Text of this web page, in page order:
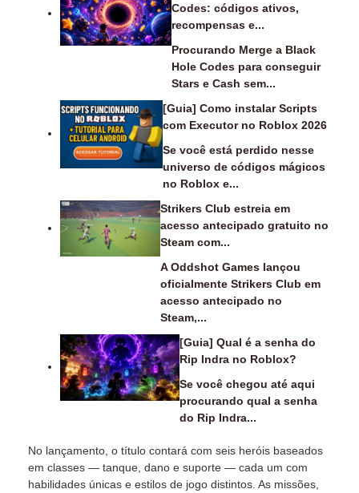
Codes: códigos ativos,
recompensas e...
Procurando Merge a Black
Hole Codes para conseguir
Stars e Cash sem...
[Guia] Como instalar Scripts
com Executor no Roblox 2026
Se você está perdido nesse
universo de códigos mágicos
no Roblox e...
Strikers Club estreia em
acesso antecipado gratuito no
Steam com...
A Oddshot Games lançou
oficialmente Strikers Club em
acesso antecipado no
Steam,...
[Guia] Qual é a senha do
Rip Indra no Roblox?
Se você chegou até aqui
procurando qual a senha
do Rip Indra...
No lançamento, o título contará com seis heróis baseados
em classes — tanque, dano e suporte — cada um com
habilidades únicas e estilos de jogo distintos. As missões,